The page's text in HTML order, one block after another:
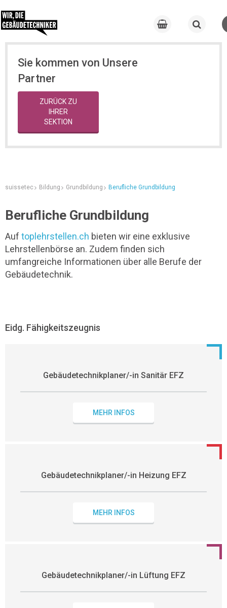
Sie kommen von Unsere
Partner
ZURÜCK ZU
IHRER
SEKTION
suissetec Bildung Grundbildung Berufliche Grundbildung
Berufliche Grundbildung
Auf toplehrstellen.ch bieten wir eine exklusive
Lehrstellenbörse an. Zudem finden sich
umfangreiche Informationen über alle Berufe der
Gebäudetechnik.
Eidg. Fähigkeitszeugnis
Gebäudetechnikplaner/-in Sanitär EFZ
MEHR INFOS
Gebäudetechnikplaner/-in Heizung EFZ
MEHR INFOS
Gebäudetechnikplaner/-in Lüftung EFZ